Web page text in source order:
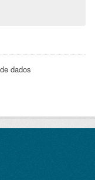
dados